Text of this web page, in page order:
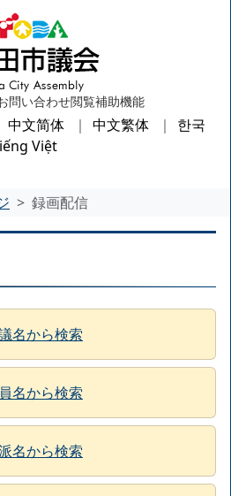
問い合わせ閲覧補助機能
中文简体 中文繁体
한국
Việt
録画配信
名から検索
名から検索
名から検索